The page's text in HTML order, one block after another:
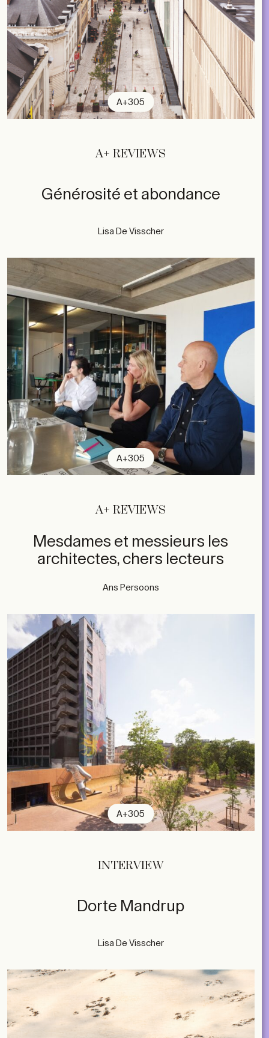
A+305
A+ REVIEWS
Générosité et abondance
Lisa De Visscher
A+305
A+ REVIEWS
Mesdames et messieurs les
architectes, chers lecteurs
Ans Persoons
A+305
INTERVIEW
Dorte Mandrup
Lisa De Visscher